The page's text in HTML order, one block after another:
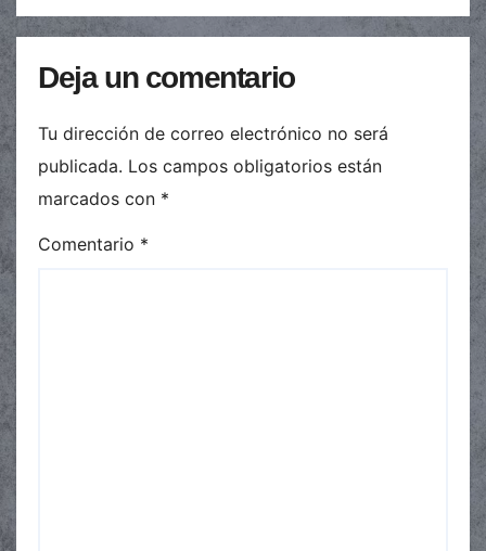
Deja un comentario
Tu dirección de correo electrónico no será
publicada. Los campos obligatorios están
marcados con *
Comentario *